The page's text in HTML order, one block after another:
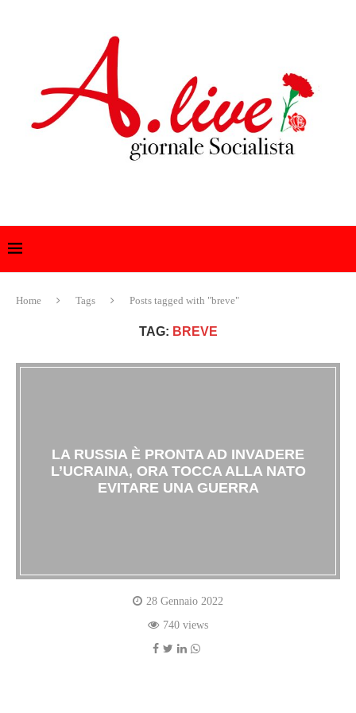
Home Tags Posts tagged with "breve"
TAG: BREVE
LA RUSSIA È PRONTA AD INVADERE
L’UCRAINA, ORA TOCCA ALLA NATO
EVITARE UNA GUERRA
28 Gennaio 2022
740 views